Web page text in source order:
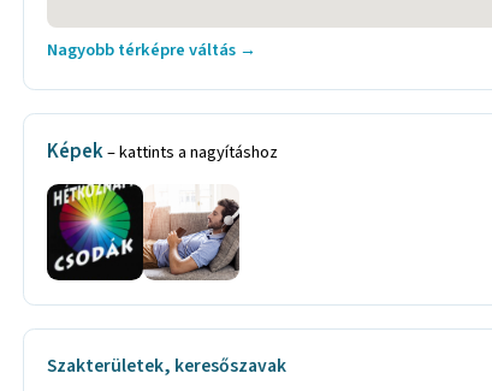
Nagyobb térképre váltás →
Képek– kattints a nagyításhoz
Szakterületek, keresőszavak